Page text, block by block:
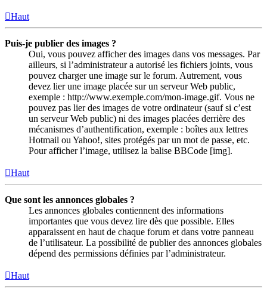
Haut
Puis-je publier des images ?
Oui, vous pouvez afficher des images dans vos messages. Par
ailleurs, si l’administrateur a autorisé les fichiers joints, vous
pouvez charger une image sur le forum. Autrement, vous
devez lier une image placée sur un serveur Web public,
exemple : http://www.exemple.com/mon-image.gif. Vous ne
pouvez pas lier des images de votre ordinateur (sauf si c’est
un serveur Web public) ni des images placées derrière des
mécanismes d’authentification, exemple : boîtes aux lettres
Hotmail ou Yahoo!, sites protégés par un mot de passe, etc.
Pour afficher l’image, utilisez la balise BBCode [img].
Haut
Que sont les annonces globales ?
Les annonces globales contiennent des informations
importantes que vous devez lire dès que possible. Elles
apparaissent en haut de chaque forum et dans votre panneau
de l’utilisateur. La possibilité de publier des annonces globales
dépend des permissions définies par l’administrateur.
Haut